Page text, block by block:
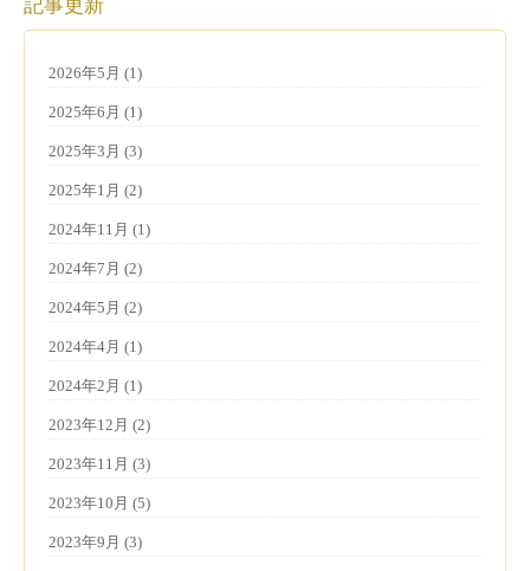
記事更新
2026年5月 (1)
2025年6月 (1)
2025年3月 (3)
2025年1月 (2)
2024年11月 (1)
2024年7月 (2)
2024年5月 (2)
2024年4月 (1)
2024年2月 (1)
2023年12月 (2)
2023年11月 (3)
2023年10月 (5)
2023年9月 (3)